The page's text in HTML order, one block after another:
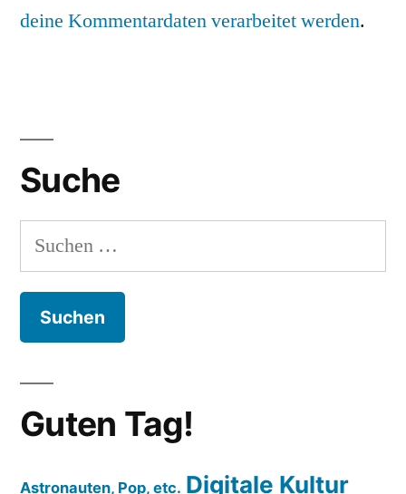
deine Kommentardaten verarbeitet werden.
Suche
Suchen
nach:
Guten Tag!
Astronauten, Pop, etc. Digitale Kultur